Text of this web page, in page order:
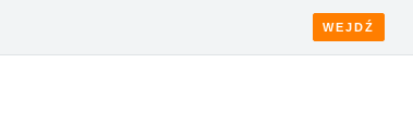
WEJDŹ